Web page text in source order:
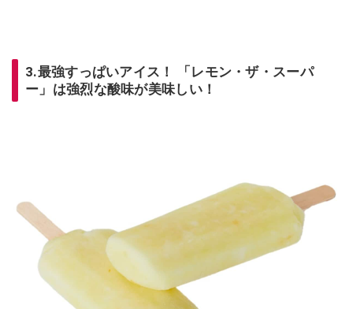
3.最強すっぱいアイス！ 「レモン・ザ・スーパ
ー」は強烈な酸味が美味しい！